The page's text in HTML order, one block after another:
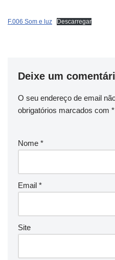
F.006 Som e luz Descarregar
Deixe um
O seu endereço de email
obrigatórios marcados com *
Nome *
Email *
Site